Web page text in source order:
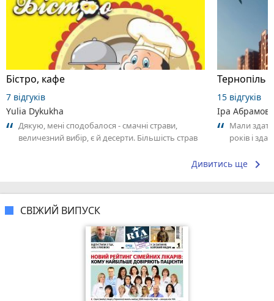
Бістро, кафе
7 відгуків
Yulia Dykukha
Дякую, мені сподобалося - смачні страви,
величезний вибір, є й десерти. Більшість страв
Тернопіль
15 відгуків
Іра
Мали
років і
Дивитись ще keyboard_arrow_right
СВІЖИЙ ВИПУСК